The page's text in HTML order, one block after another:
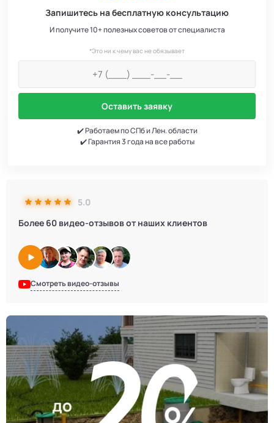
Запишитесь на бесплатную консультацию
И получите 10+ полезных советов от специалиста
*Это ни к чему вас не обязывает
Оставить заявку
✔️ Работаем по СПб и Лен. области
✔️ Гарантия 3 года на все работы
5.0
Более 60 видео-отзывов от наших клиентов
Смотреть видео-отзывы